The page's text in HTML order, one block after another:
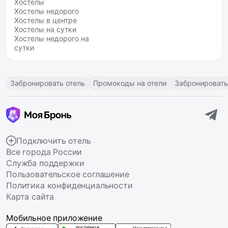
Хостелы
Хостелы недорого
Хостелы в центре
Хостелы на сутки
Хостелы недорого на
сутки
Забронировать отель Промокоды на отели
Подключить отель
Все города России
Служба поддержки
Пользовательское соглашение
Политика конфиденциальности
Карта сайта
Мобильное приложение